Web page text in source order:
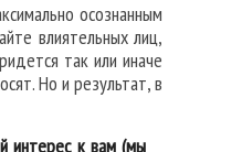
осознанным
влиятельных лиц,
так или иначе
Но и результат, в
интерес к вам (мы